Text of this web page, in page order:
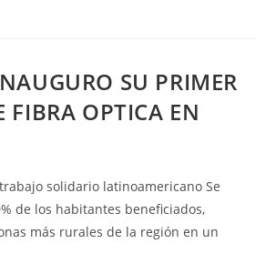
SU PRIMER
FIBRA OPTICA EN
solidario latinoamericano Se
de los habitantes beneficiados,
más rurales de la región en un